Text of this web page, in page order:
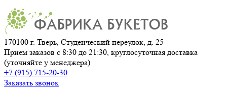
170100 г. Тверь, Студенческий переулок, д. 25
Прием заказов с 8:30 до 21:30, круглосуточная доставка
(уточняйте у менеджера)
+7 (915) 715-20-30
Заказать звонок